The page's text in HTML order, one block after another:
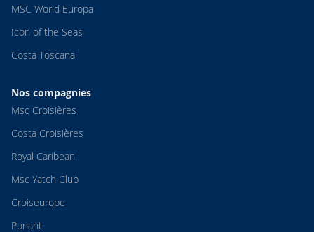
MSC World Europa
Icon of the Seas
Costa Toscana
Nos compagnies
Msc Croisières
Costa Croisières
Royal Caribean
Msc Yatch Club
Croiseurope
Ponant